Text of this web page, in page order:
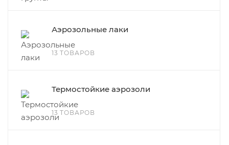
Аэрозольные лаки
13 ТОВАРОВ
Термостойкие аэрозоли
13 ТОВАРОВ